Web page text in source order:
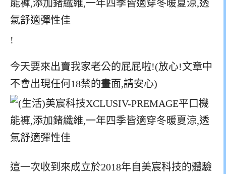
!
今天要來出賣我家老公的屁屁啦!(放心!文章中
不會出現任何18禁的畫面,請安心)
這一次收到來成立於2018年自美宸科技的體驗